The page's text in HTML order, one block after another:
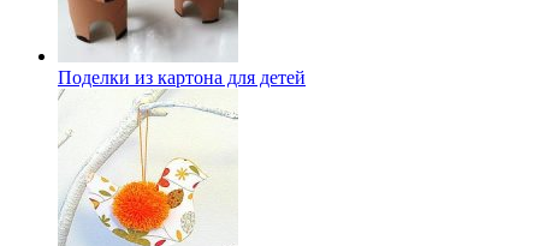
Поделки из картона для детей